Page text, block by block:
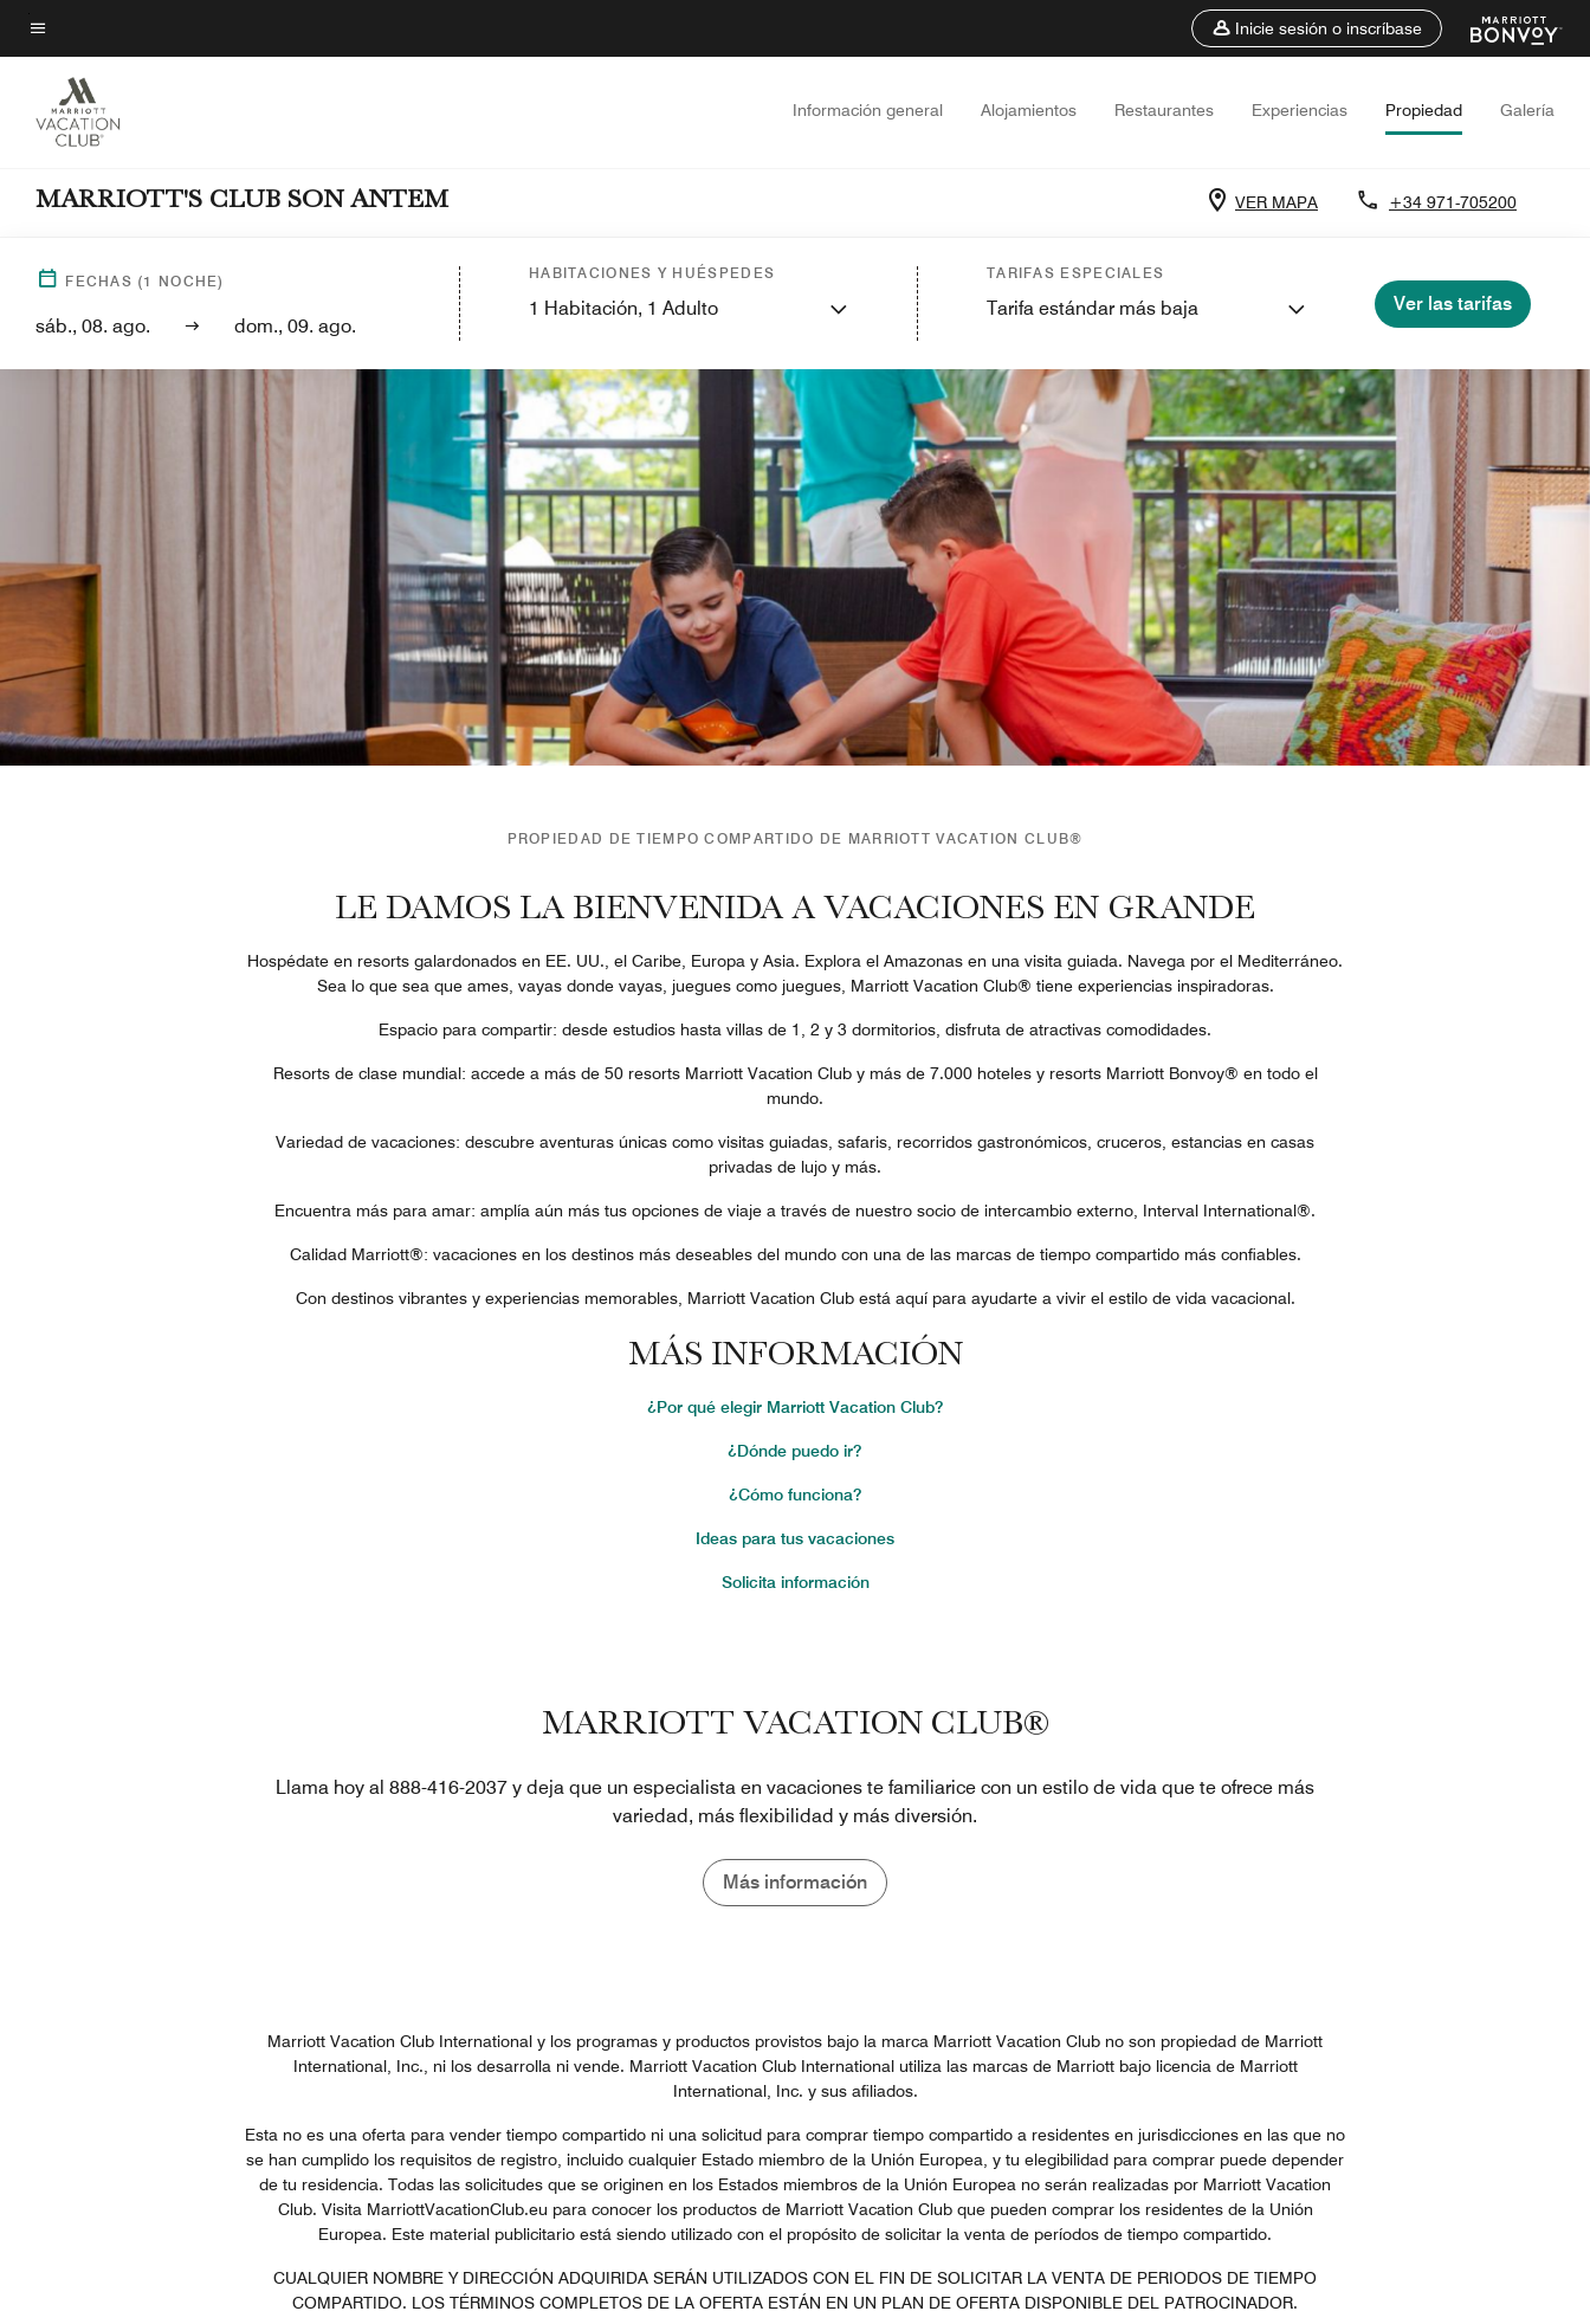
Skip
to
main
content
Texto del menú
Inicie sesión o inscríbase
Información general Alojamientos Restaurantes Experiencias Propiedad Galería
MARRIOTT'S CLUB SON ANTEM VER MAPA +34 971-705200
FECHAS (1 NOCHE)
sáb., 08. ago. dom., 09. ago.
HABITACIONES Y HUÉSPEDES
1 Habitación, 1 Adulto
TARIFAS ESPECIALES
Tarifa estándar más baja Ver las tarifas
PROPIEDAD DE TIEMPO COMPARTIDO DE MARRIOTT VACATION CLUB®
LE DAMOS LA BIENVENIDA A VACACIONES EN GRANDE
Hospédate en resorts galardonados en EE. UU., el Caribe, Europa y Asia. Explora el Amazonas en una visita guiada. Navega por el Mediterráneo.
Sea lo que sea que ames, vayas donde vayas, juegues como juegues, Marriott Vacation Club® tiene experiencias inspiradoras.
Espacio para compartir: desde estudios hasta villas de 1, 2 y 3 dormitorios, disfruta de atractivas comodidades.
Resorts de clase mundial: accede a más de 50 resorts Marriott Vacation Club y más de 7.000 hoteles y resorts Marriott Bonvoy® en todo el
mundo.
Variedad de vacaciones: descubre aventuras únicas como visitas guiadas, safaris, recorridos gastronómicos, cruceros, estancias en casas
privadas de lujo y más.
Encuentra más para amar: amplía aún más tus opciones de viaje a través de nuestro socio de intercambio externo, Interval International®.
Calidad Marriott®: vacaciones en los destinos más deseables del mundo con una de las marcas de tiempo compartido más confiables.
Con destinos vibrantes y experiencias memorables, Marriott Vacation Club está aquí para ayudarte a vivir el estilo de vida vacacional.
MÁS INFORMACIÓN
¿Por qué elegir Marriott Vacation Club?
¿Dónde puedo ir?
¿Cómo funciona?
Ideas para tus vacaciones
Solicita información
MARRIOTT VACATION CLUB®
Llama hoy al 888-416-2037 y deja que un especialista en vacaciones te familiarice con un estilo de vida que te ofrece más
variedad, más flexibilidad y más diversión.
Más información
Marriott Vacation Club International y los programas y productos provistos bajo la marca Marriott Vacation Club no son propiedad de Marriott
International, Inc., ni los desarrolla ni vende. Marriott Vacation Club International utiliza las marcas de Marriott bajo licencia de Marriott
International, Inc. y sus afiliados.
Esta no es una oferta para vender tiempo compartido ni una solicitud para comprar tiempo compartido a residentes en jurisdicciones en las que no
se han cumplido los requisitos de registro, incluido cualquier Estado miembro de la Unión Europea, y tu elegibilidad para comprar puede depender
de tu residencia. Todas las solicitudes que se originen en los Estados miembros de la Unión Europea no serán realizadas por Marriott Vacation
Club. Visita MarriottVacationClub.eu para conocer los productos de Marriott Vacation Club que pueden comprar los residentes de la Unión
Europea. Este material publicitario está siendo utilizado con el propósito de solicitar la venta de períodos de tiempo compartido.
CUALQUIER NOMBRE Y DIRECCIÓN ADQUIRIDA SERÁN UTILIZADOS CON EL FIN DE SOLICITAR LA VENTA DE PERIODOS DE TIEMPO
COMPARTIDO. LOS TÉRMINOS COMPLETOS DE LA OFERTA ESTÁN EN UN PLAN DE OFERTA DISPONIBLE DEL PATROCINADOR.